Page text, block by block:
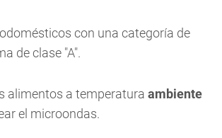
con una categoría de
de clase "A".
alimentos a temperatura ambiente
el microondas.